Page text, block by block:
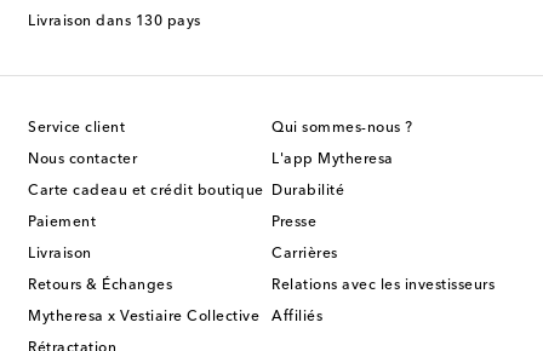
Livraison dans 130 pays
Service client
Nous contacter
Carte cadeau et crédit boutique
Paiement
Livraison
Retours & Échanges
Mytheresa x Vestiaire Collective
Rétractation
Qui sommes-nous ?
L'app Mytheresa
Durabilité
Presse
Carrières
Relations avec les investisseurs
Affiliés